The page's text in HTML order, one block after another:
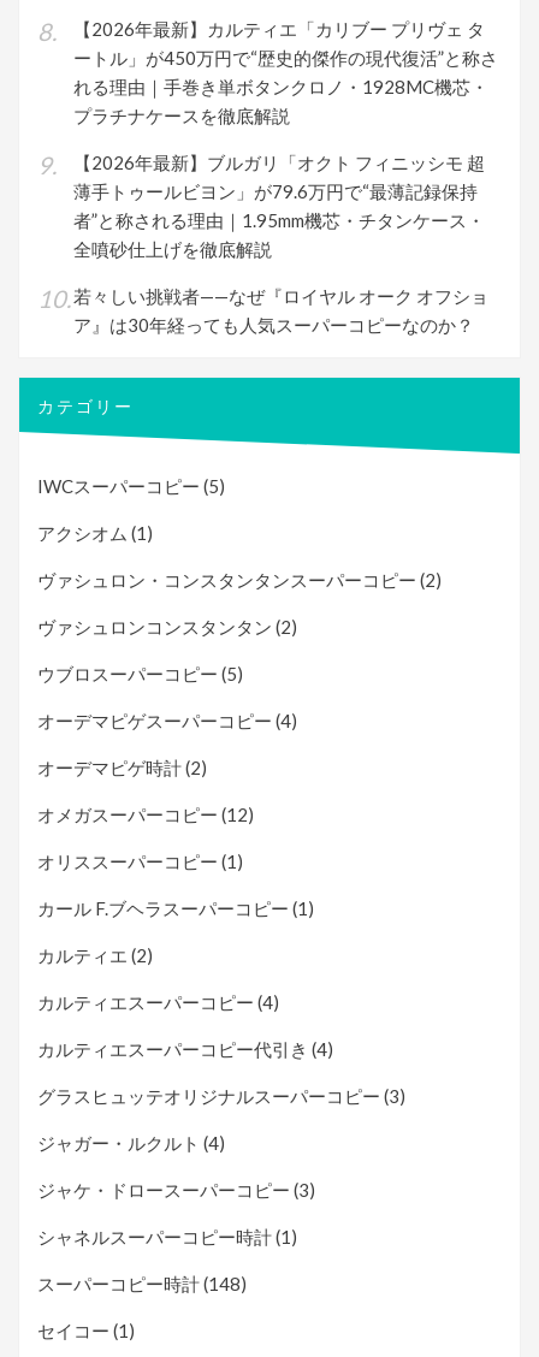
【2026年最新】カルティエ「カリブー プリヴェ タ
ートル」が450万円で“歴史的傑作の現代復活”と称さ
れる理由｜手巻き単ボタンクロノ・1928MC機芯・
プラチナケースを徹底解説
【2026年最新】ブルガリ「オクト フィニッシモ 超
薄手トゥールビヨン」が79.6万円で“最薄記録保持
者”と称される理由｜1.95mm機芯・チタンケース・
全噴砂仕上げを徹底解説
若々しい挑戦者——なぜ『ロイヤル オーク オフショ
ア』は30年経っても人気スーパーコピーなのか？
カテゴリー
IWCスーパーコピー (5)
アクシオム (1)
ヴァシュロン・コンスタンタンスーパーコピー (2)
ヴァシュロンコンスタンタン (2)
ウブロスーパーコピー (5)
オーデマピゲスーパーコピー (4)
オーデマピゲ時計(2)
オメガスーパーコピー (12)
オリススーパーコピー (1)
カール F.ブヘラスーパーコピー (1)
カルティエ (2)
カルティエスーパーコピー (4)
カルティエスーパーコピー代引き (4)
グラスヒュッテオリジナルスーパーコピー (3)
ジャガー・ルクルト (4)
ジャケ・ドロースーパーコピー (3)
シャネルスーパーコピー時計(1)
スーパーコピー時計(148)
セイコー (1)